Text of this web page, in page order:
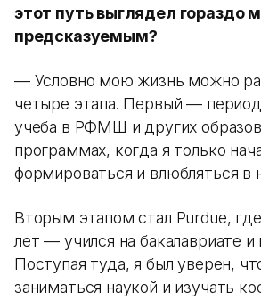
этот путь выглядел гораздо
предсказуемым?
— Условно мою жизнь можно
четыре этапа. Первый —
учеба в РФМШ и других
программах, когда я только
формироваться и влюбляться в
Вторым этапом стал Purdue,
лет — учился на бакалавриате и
Поступая туда, я был уверен,
заниматься наукой и изучать